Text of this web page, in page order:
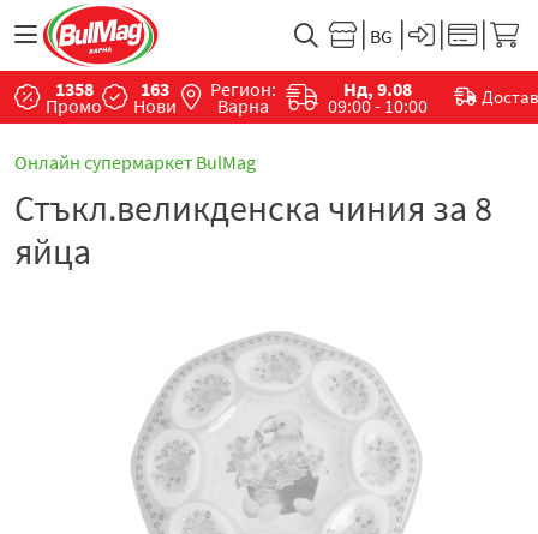
1358
Промо
163
Нови
Регион:
Варна
Нд, 9.08
09:00 - 10:00
Онлайн супермаркет BulMag
Стъкл.великденска чиния за 8
яйца